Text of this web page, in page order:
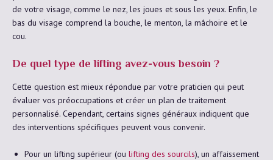
de votre visage, comme le nez, les joues et sous les yeux. Enfin, le
bas du visage comprend la bouche, le menton, la mâchoire et le
cou.
De quel type de lifting avez-vous besoin ?
Cette question est mieux répondue par votre praticien qui peut
évaluer vos préoccupations et créer un plan de traitement
personnalisé. Cependant, certains signes généraux indiquent que
des interventions spécifiques peuvent vous convenir.
Pour un lifting supérieur (ou lifting des sourcils), un affaissement